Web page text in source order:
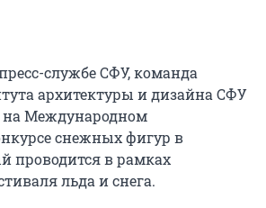
службе СФУ, команда
архитектуры и дизайна СФУ
на Международном
снежных фигур в
проводится в рамках
льда и снега.